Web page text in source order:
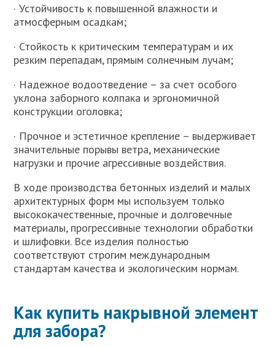
· Устойчивость к повышенной влажности и
атмосферным осадкам;
· Стойкость к критическим температурам и их
резким перепадам, прямым солнечным лучам;
· Надежное водоотведение – за счет особого
уклона заборного колпака и эргономичной
конструкции оголовка;
· Прочное и эстетичное крепление – выдерживает
значительные порывы ветра, механические
нагрузки и прочие агрессивные воздействия.
В ходе производства бетонных изделий и малых
архитектурных форм мы используем только
высококачественные, прочные и долговечные
материалы, прогрессивные технологии обработки
и шлифовки. Все изделия полностью
соответствуют строгим международным
стандартам качества и экологическим нормам.
Как купить накрывной элемент
для забора?